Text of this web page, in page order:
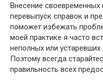
Внесение своевременных
перевыпуск справок и
поможет избежать
моей практике я часто
неполных или
Поэтому всегда
правильность всех